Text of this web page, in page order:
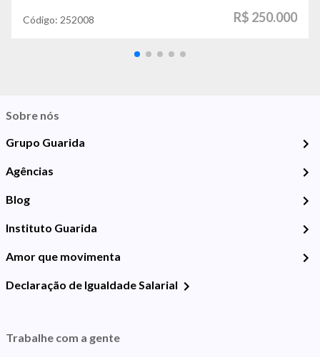
Código: 252008 R$ 250.000
Sobre nós
Grupo Guarida
Agências
Blog
Instituto Guarida
Amor que movimenta
Declaração de Igualdade Salarial
Trabalhe com a gente